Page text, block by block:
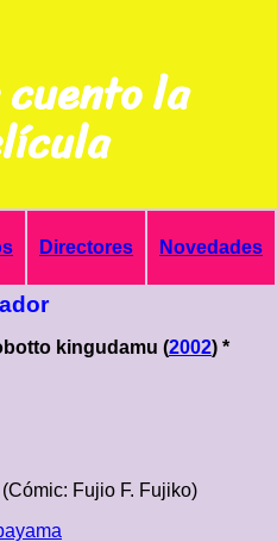
cuento la
Directores Novedades
kingudamu (2002) *
Fujio F. Fujiko)